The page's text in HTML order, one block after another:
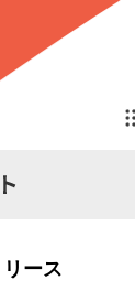
ース